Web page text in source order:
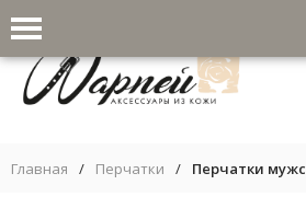
Главная / Перчатки / Перчатки